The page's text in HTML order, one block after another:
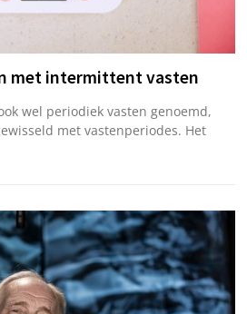
met intermittent vasten
wel periodiek vasten genoemd,
met vastenperiodes. Het